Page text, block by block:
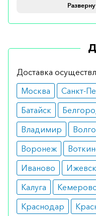
нарушениях
хронических
средство следует
предотвращения
иммунодефицитных
Препарат не
активного,
Принимать
Доставка
Москва
Санкт-
Батайск
Владимир
Воронеж
Иваново
Ижевск
Калуга
Краснодар